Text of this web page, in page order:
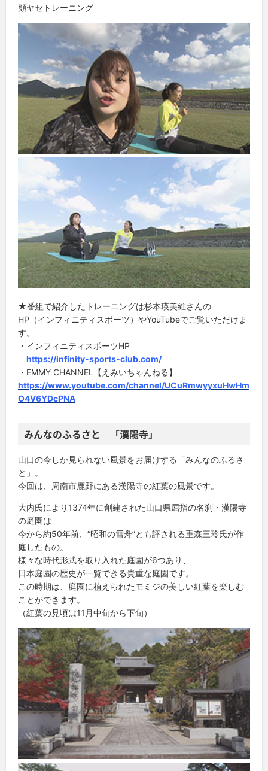
顔ヤセトレーニング
★番組で紹介したトレーニングは杉本瑛美維さんの
HP（インフィニティスポーツ）やYouTubeでご覧いただけま
す。
・インフィニティスポーツHP
https://infinity-sports-club.com/
・EMMY CHANNEL【えみいちゃんねる】
https://www.youtube.com/channel/UCuRmwyyxuHwHm
O4V6YDcPNA
みんなのふるさと 「漢陽寺」
山口の今しか見られない風景をお届けする「みんなのふるさ
と」。
今回は、周南市鹿野にある漢陽寺の紅葉の風景です。
大内氏により1374年に創建された山口県屈指の名刹・漢陽寺
の庭園は
今から約50年前、“昭和の雪舟”とも評される重森三玲氏が作
庭したもの。
様々な時代形式を取り入れた庭園が6つあり、
日本庭園の歴史が一覧できる貴重な庭園です。
この時期は、庭園に植えられたモミジの美しい紅葉を楽しむ
ことができます。
（紅葉の見頃は11月中旬から下旬）